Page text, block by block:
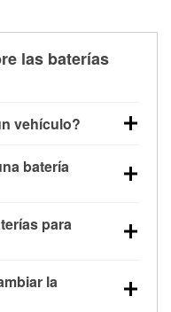
las baterías
vehículo?
utilizar un
conecta los
y totalmente
voltios. Es
descargadas a
completa, y un
batería
motor, faros
o luces de
de carga débil.
para
depende de los
la